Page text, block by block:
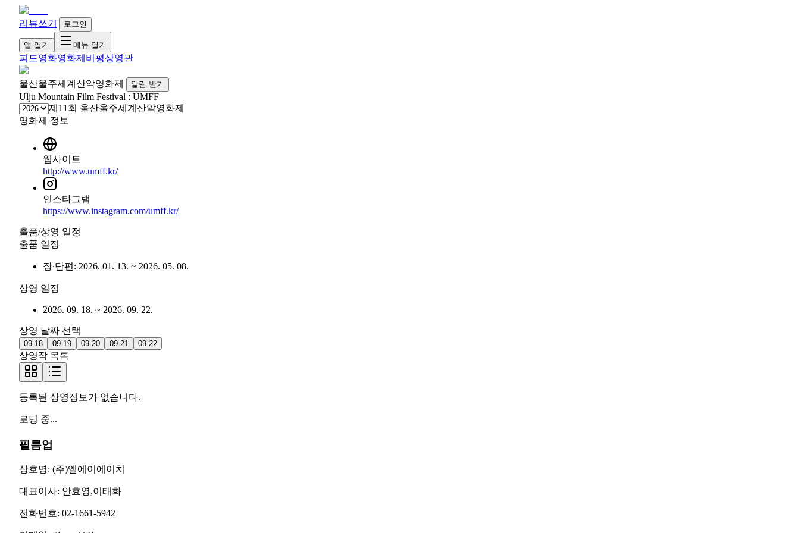
리뷰쓰기 | 로그인
앱 열기 메뉴 열기
피드영화영화제 비평상영관
울산울주세계산악영화제 알림 받기
Ulju Mountain Film Festival : UMFF
제11회 울산울주세계산악영화제
영화제 정보
웹사이트
http://www.umff.kr/
인스타그램
https://www.instagram.com/umff.kr/
출품/상영 일정
출품 일정
장∙단편 : 2026. 01. 13. ~ 2026. 05. 08.
상영 일정
2026. 09. 18. ~ 2026. 09. 22.
상영 날짜 선택
09-18 09-19 09-20 09-21 09-22
상영작 목록
등록된 상영정보가 없습니다.
로딩 중...
필름업
상호명: (주)엘에이에이치
대표이사: 안효영,이태화
전화번호: 02-1661-5942